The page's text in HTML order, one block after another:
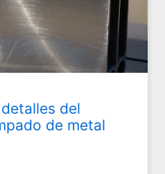
del
de metal